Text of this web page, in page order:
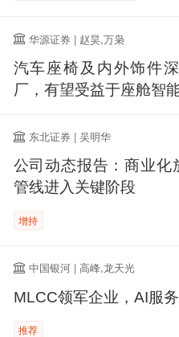
华源证券 | 赵昊,万枭
汽车座椅及内外饰件
厂，有望受益于座舱智
东北证券 | 吴明华
公司动态报告：商业化
管线进入关键阶段
增持
中国银河 | 高峰,龙天光
MLCC领军企业，AI服
推荐